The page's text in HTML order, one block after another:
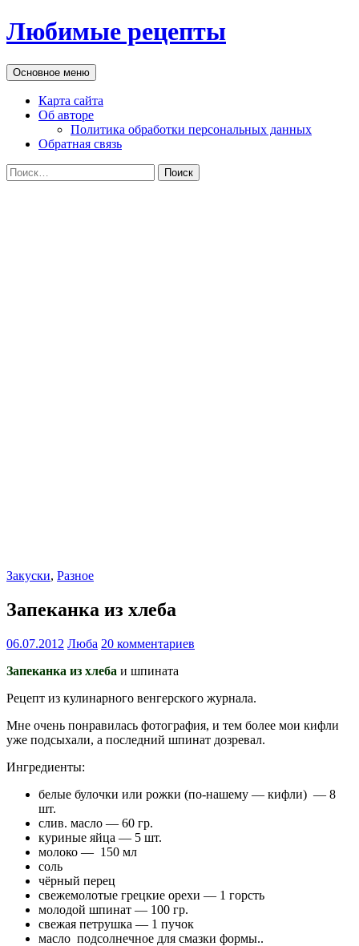
Перейти
к
Любимые рецепты
Поиск
Основное меню
Карта сайта
Об авторе
Политика обработки персональных данных
Обратная связь
Найти:
Закуски, Разное
Запеканка из хлеба
06.07.2012 Люба 20 комментариев
Запеканка из хлеба и шпината
Рецепт из кулинарного венгерского журнала.
Мне очень понравилась фотография, и тем более мои кифли
уже подсыхали, а последний шпинат дозревал.
Ингредиенты:
белые булочки или рожки (по-нашему — кифли) — 8
шт.
слив. масло — 60 гр.
куриные яйца — 5 шт.
молоко — 150 мл
соль
чёрный перец
свежемолотые грецкие орехи — 1 горсть
молодой шпинат — 100 гр.
свежая петрушка — 1 пучок
масло подсолнечное для смазки формы..